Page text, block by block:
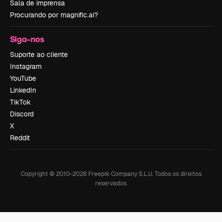
Sala de imprensa
Procurando por magnific.ai?
Siga-nos
Suporte ao cliente
Instagram
YouTube
LinkedIn
TikTok
Discord
X
Reddit
Copyright © 2010-2026Freepik Company S.L.U. Todos os direitos
reservados.